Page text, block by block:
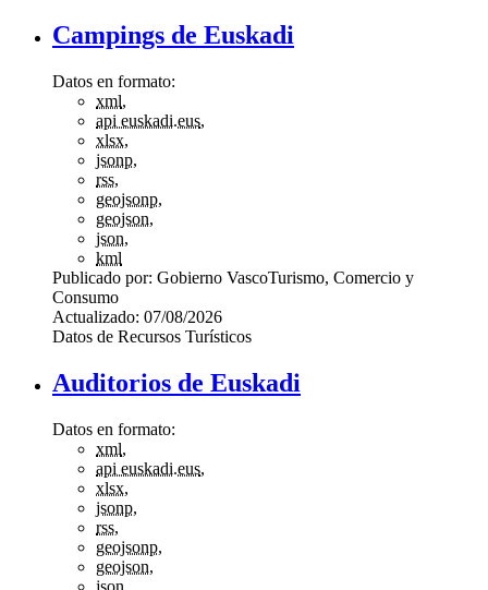
Campings de Euskadi
Datos en formato:
xml,
api euskadi.eus,
xlsx,
jsonp,
rss,
geojsonp,
geojson,
json,
kml
Publicado por: Gobierno VascoTurismo, Comercio y
Consumo
Actualizado: 07/08/2026
Datos de Recursos Turísticos
Auditorios de Euskadi
Datos en formato:
xml,
api euskadi.eus,
xlsx,
jsonp,
rss,
geojsonp,
geojson,